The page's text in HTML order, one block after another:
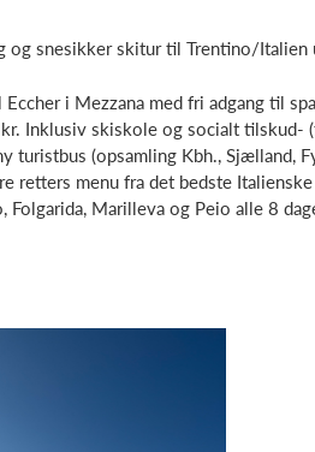
snesikker skitur til Trentino/Italien
i Mezzana med fri adgang til
Inklusiv skiskole og socialt
turistbus (opsamling Kbh., Sjælland,
retters menu fra det bedste
Folgarida, Marilleva og Peio alle 8